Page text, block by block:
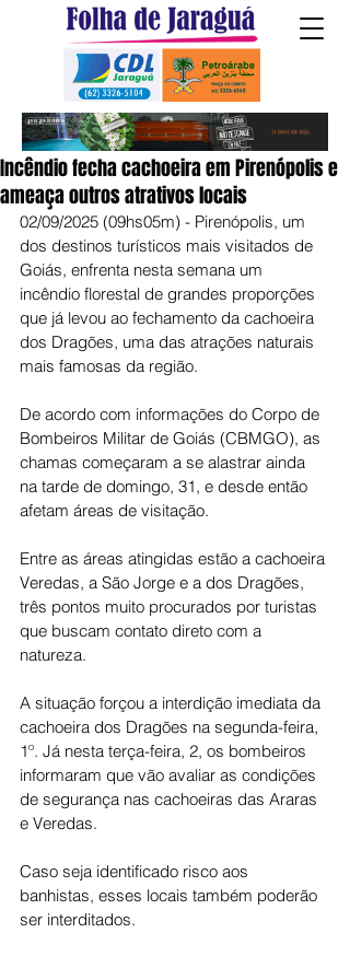
Incêndio fecha cachoeira em Pirenópolis e
ameaça outros atrativos locais
02/09/2025 (09hs05m) - Pirenópolis, um
dos destinos turísticos mais visitados de
Goiás, enfrenta nesta semana um
incêndio florestal de grandes proporções
que já levou ao fechamento da cachoeira
dos Dragões, uma das atrações naturais
mais famosas da região.
De acordo com informações do Corpo de
Bombeiros Militar de Goiás (CBMGO), as
chamas começaram a se alastrar ainda
na tarde de domingo, 31, e desde então
afetam áreas de visitação.
Entre as áreas atingidas estão a cachoeira
Veredas, a São Jorge e a dos Dragões,
três pontos muito procurados por turistas
que buscam contato direto com a
natureza.
A situação forçou a interdição imediata da
cachoeira dos Dragões na segunda-feira,
1º. Já nesta terça-feira, 2, os bombeiros
informaram que vão avaliar as condições
de segurança nas cachoeiras das Araras
e Veredas.
Caso seja identificado risco aos
banhistas, esses locais também poderão
ser interditados.